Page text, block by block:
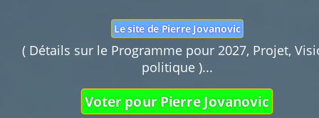
Le site de Pierre Jovanovic
( Détails sur le Programme pour 2027, Projet,
politique )...
Voter pour Pierre Jovanovic